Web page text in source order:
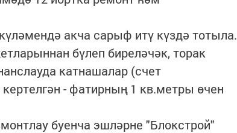
акча сарыф итү күздә тотыла.
бүлеп биреләчәк, торак
катнашалар (счет
- фатирның 1 кв.метры өчен
буенча эшләрне "Блокстрой"